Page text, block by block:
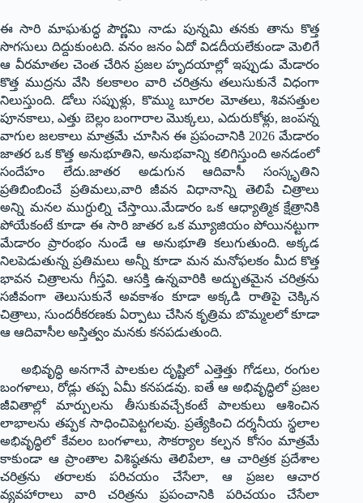
ఈ సారి మాఘశుద్ధ పౌర్ణమి నాడు పున్నమి తనకు తాను కొత్త
సొగసులు దిద్దుకుంటది. వనం జనం ఏదో విడదీయలేకుండా మెలిగే
ఆ వీరమాతల చెంత చేరిన ప్రజల హృదయాల్లో ఇప్పుడు మేడారం
కొత్త ముద్రను వేసి కలకాలం వారి చరిత్రను తలుసుకునే విధంగా
నిలుస్తుంది. డోలు సప్పుళ్లు, కొమ్ము బూరల మోతలు, శివసత్తుల
పూనకాలు, ఎత్తు బెల్లం బంగారాల మొక్కలు, ఎదురుకోళ్లు, జంపన్న
వాగుల జలకాలు మాత్రమే చూసిన ఈ ప్రపంచానికి 2026 మేడారం
జాతర ఒక కొత్త అనుభూతిని, అనుభవాన్ని కలిగిస్తుంది అనడంలో
సందేహం లేదు.జాతర అడుగున ఆదివాసీ సంస్కృతిని
ప్రతిబింబించే ప్రతిమలు,వారి జీవన విధానాన్ని తెలిపే చిత్రాలు
అన్ని మనల ముగ్ధుల్ని చేస్తాయి.మేడారం ఒక ఆధ్యాత్మిక క్షేత్రానికి
పోయేకంటే కూడా ఈ సారి జాతర ఒక మ్యూజియం పోయినట్టుగా
మేడారం ప్రారంభం నుండే ఆ అనుభూతి కలుగుతుంది. అక్కడ
నిలపెడుతున్న ప్రతిమలు అన్నీ కూడా మన మనోఫలకం మీద కొత్త
భావన చిత్రాలను గీస్తవి. ఆసక్తి ఉన్నవారికి అద్భుతమైన చరిత్రను
సజీవంగా తెలుసుకునే అవకాశం కూడా అక్కడి రాతిపై చెక్కిన
చిత్రాలు, సుందరీకరణకు ఏర్పాటు చేసిన కృత్రిమ బొమ్మలలో కూడా
ఆ ఆదివాసీల అస్తిత్వం మనకు కనపడుతుంది.
అభివృద్ధి అనగానే పాలకుల దృష్టిలో ఎత్తెత్తు గోడలు, రంగుల
బంగళాలు, రోడ్లు తప్ప ఏమీ కనపడవు. ఐతే ఆ అభివృద్ధిలో ప్రజల
జీవితాల్లో మార్పులను తీసుకువచ్చేకంటే పాలకులు ఆశించిన
లాభాలను తప్పక సాధించిపెట్టగలవు. ప్రత్యేకించి దర్శనీయ స్థలాల
అభివృద్ధిలో కేవలం బంగళాలు, సౌకర్యాల కల్పన కోసం మాత్రమే
కాకుండా ఆ ప్రాంతాల విశిష్ఠతను తెలిపేలా, ఆ చారిత్రక ప్రదేశాల
చరిత్రను తరాలకు పరిచయం చేసేలా, ఆ ప్రజల ఆచార
వ్యవహారాలు వారి చరిత్రను ప్రపంచానికి పరిచయం చేసేలా